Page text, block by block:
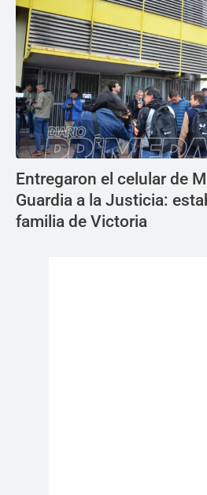
Entregaron el celular de
Guardia a la Justicia:
familia de Victoria